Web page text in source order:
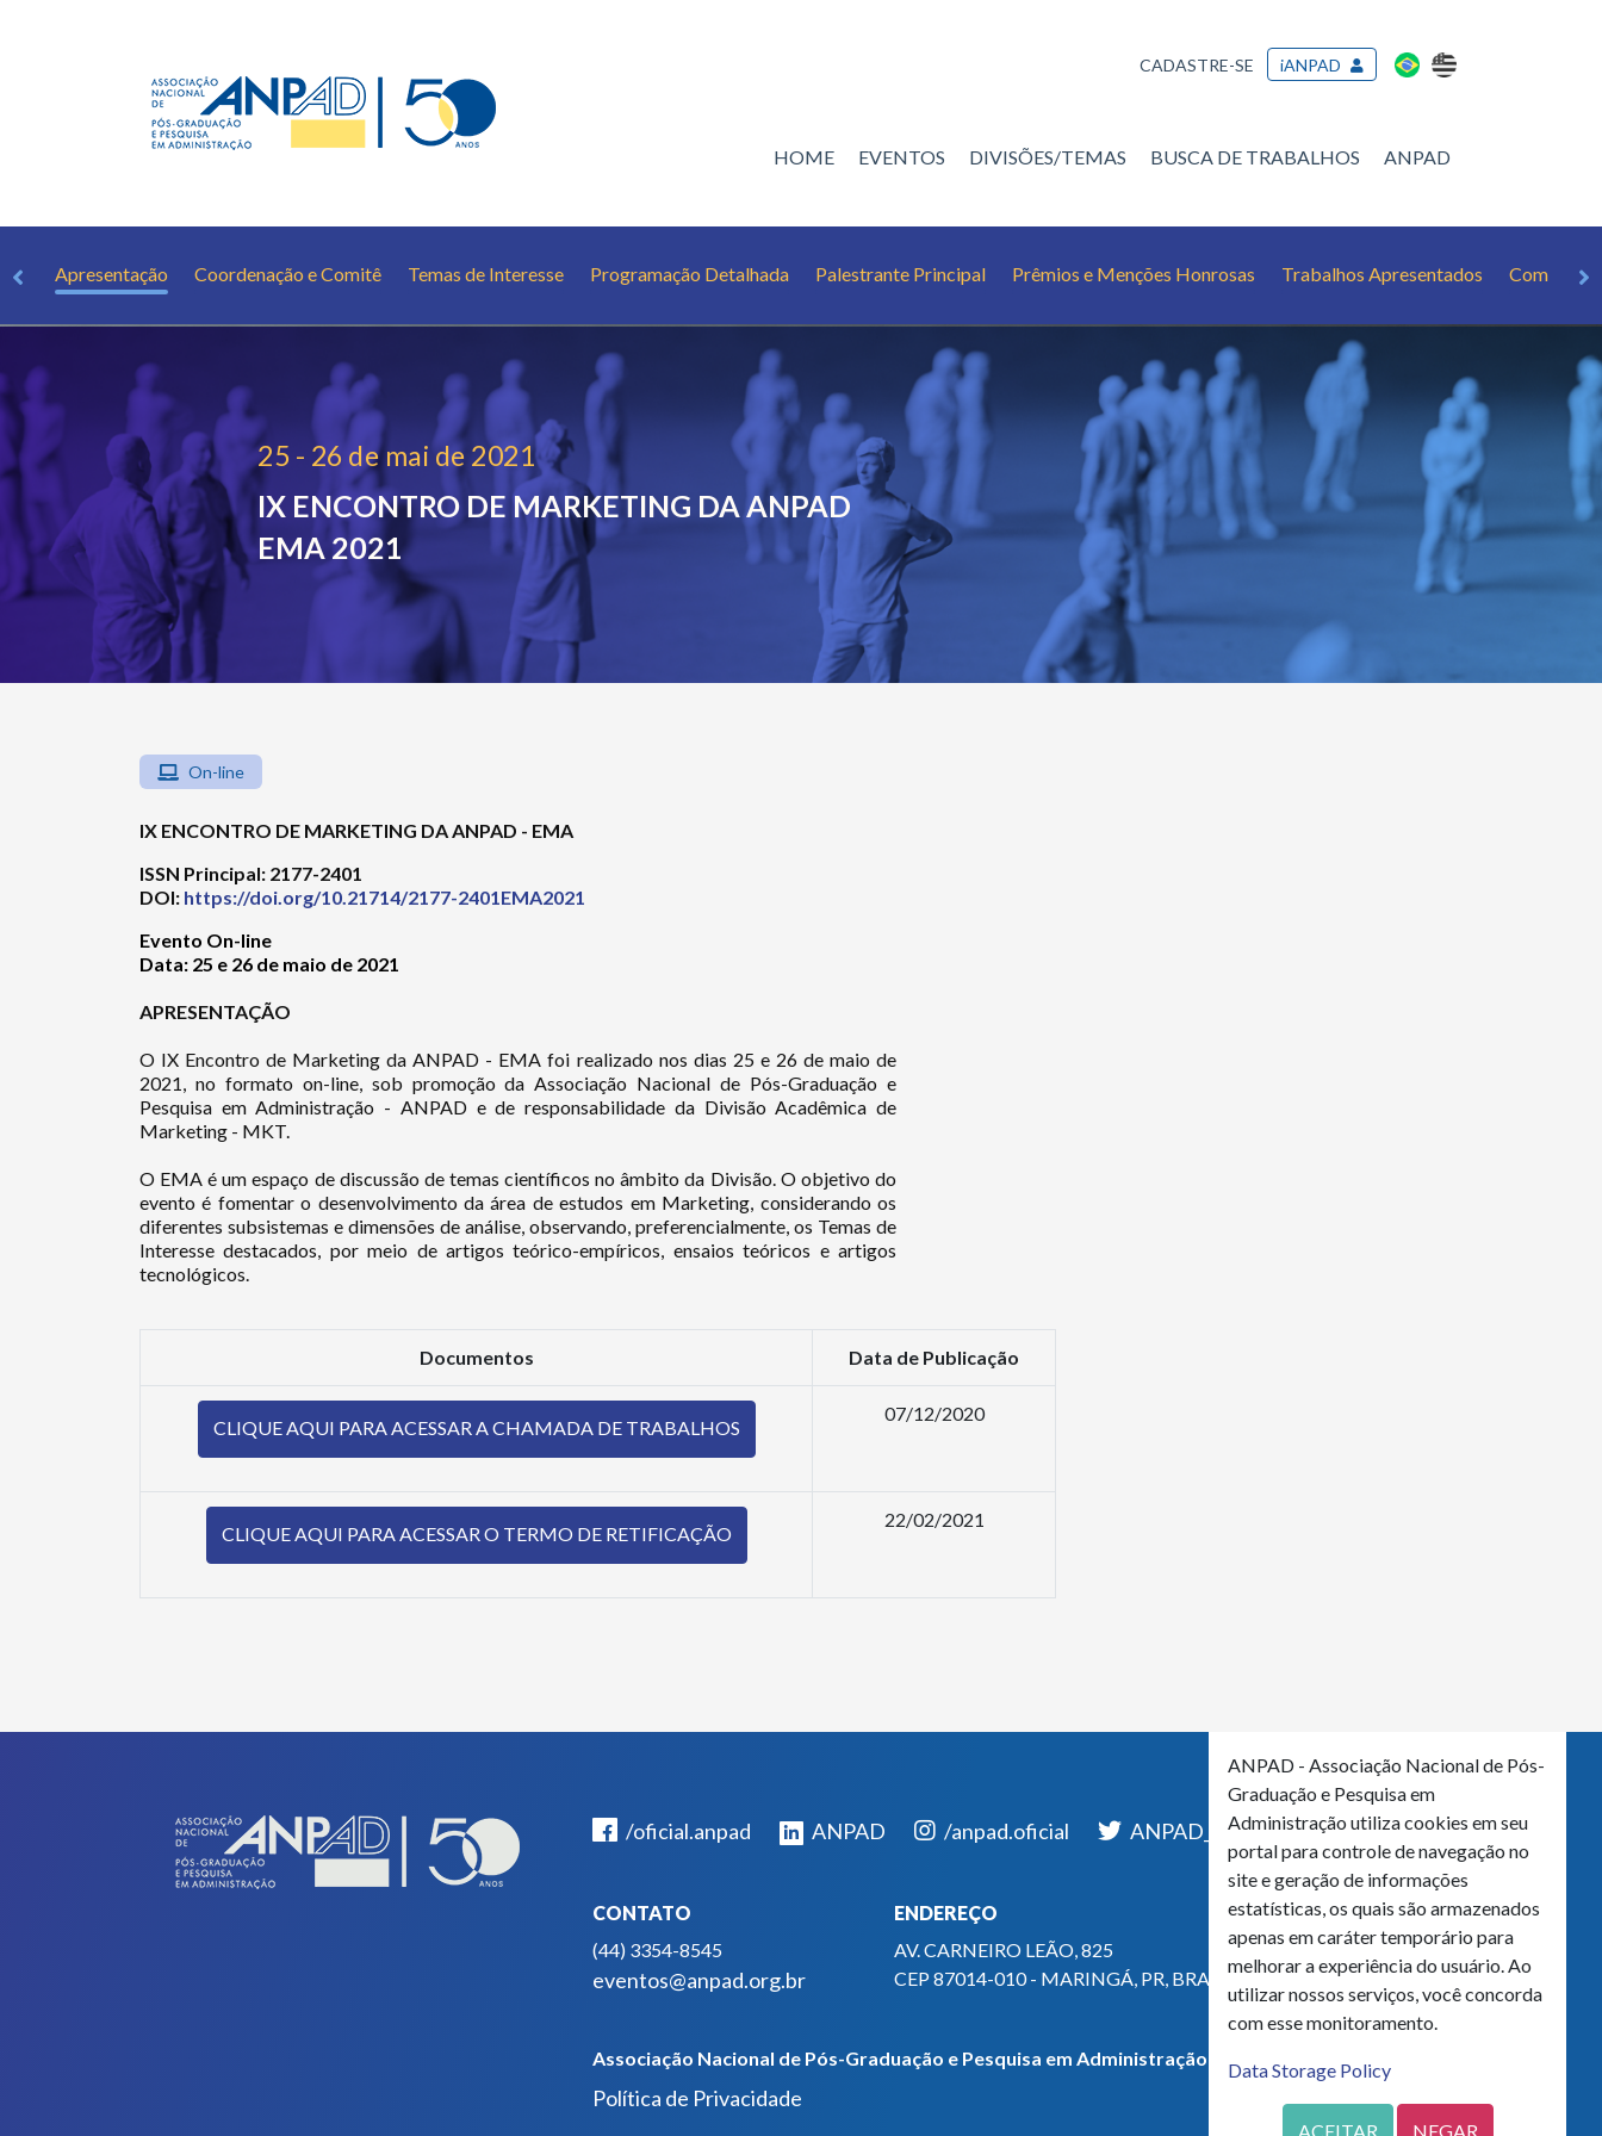
CADASTRE-SE iANPAD
HOME EVENTOS DIVISÕES/TEMAS BUSCA DE TRABALHOS ANPAD
Apresentação Coordenação e Comitê Temas de Interesse Programação Detalhada Palestrante Principal Prêmios e Menções Honrosas Trabalhos Apresentados Como
25 - 26 de mai de 2021
IX ENCONTRO DE MARKETING DA ANPAD
EMA 2021
On-line
IX ENCONTRO DE MARKETING DA ANPAD - EMA
ISSN Principal: 2177-2401
DOI: https://doi.org/10.21714/2177-2401EMA2021
Evento On-line
Data: 25 e 26 de maio de 2021
APRESENTAÇÃO
O IX Encontro de Marketing da ANPAD - EMA foi realizado nos dias 25 e 26 de maio de
2021, no formato on-line, sob promoção da Associação Nacional de Pós-Graduação e
Pesquisa em Administração - ANPAD e de responsabilidade da Divisão Acadêmica de
Marketing - MKT.
O EMA é um espaço de discussão de temas científicos no âmbito da Divisão. O objetivo do
evento é fomentar o desenvolvimento da área de estudos em Marketing, considerando os
diferentes subsistemas e dimensões de análise, observando, preferencialmente, os Temas de
Interesse destacados, por meio de artigos teórico-empíricos, ensaios teóricos e artigos
tecnológicos.
Documentos Data de Publicação
CLIQUE AQUI PARA ACESSAR A CHAMADA DE TRABALHOS
07/12/2020
CLIQUE AQUI PARA ACESSAR O TERMO DE RETIFICAÇÃO
22/02/2021
/oficial.anpad ANPAD /anpad.oficial ANPAD_Oficial ANPAD
CONTATO
(44) 3354-8545
eventos@anpad.org.br
ENDEREÇO
AV. CARNEIRO LEÃO, 825
CEP 87014-010 - MARINGÁ, PR, BRASIL
Associação Nacional de Pós-Graduação e Pesquisa em Administração - CNPJ 42.595.652/0001-66
Política de Privacidade
ANPAD - Associação Nacional de Pós-
Graduação e Pesquisa em
Administração utiliza cookies em seu
portal para controle de navegação no
site e geração de informações
estatísticas, os quais são armazenados
apenas em caráter temporário para
melhorar a experiência do usuário. Ao
utilizar nossos serviços, você concorda
com esse monitoramento.
Data Storage Policy
ACEITAR NEGAR